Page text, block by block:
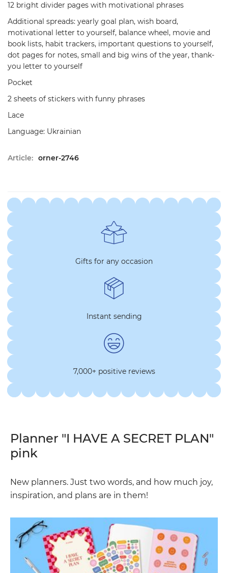
12 bright divider pages with motivational phrases
Additional spreads: yearly goal plan, wish board,
motivational letter to yourself, balance wheel, movie and
book lists, habit trackers, important questions to yourself,
dot pages for notes, small and big wins of the year, thank-
you letter to yourself
Pocket
2 sheets of stickers with funny phrases
Lace
Language: Ukrainian
Article: orner-2746
Gifts for any occasion
Instant sending
7,000+ positive reviews
Planner "I HAVE A SECRET PLAN"
pink
New planners. Just two words, and how much joy,
inspiration, and plans are in them!